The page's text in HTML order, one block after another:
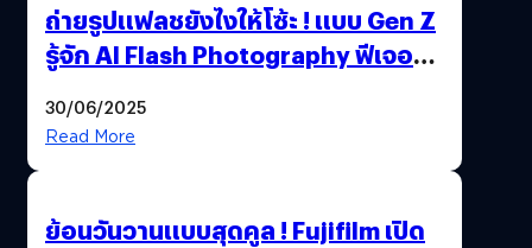
ถ่ายรูปแฟลชยังไงให้โซ้ะ ! แบบ Gen Z
รู้จัก AI Flash Photography ฟีเจอร์
30/06/2025
Read More
ย้อนวันวานแบบสุดคูล ! Fujifilm เปิด